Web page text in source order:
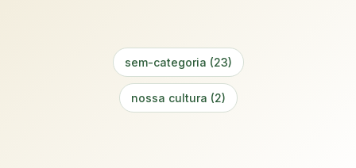
sem-categoria (23)
nossa cultura (2)